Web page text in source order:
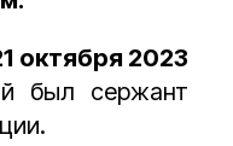
октября 2023
был сержант